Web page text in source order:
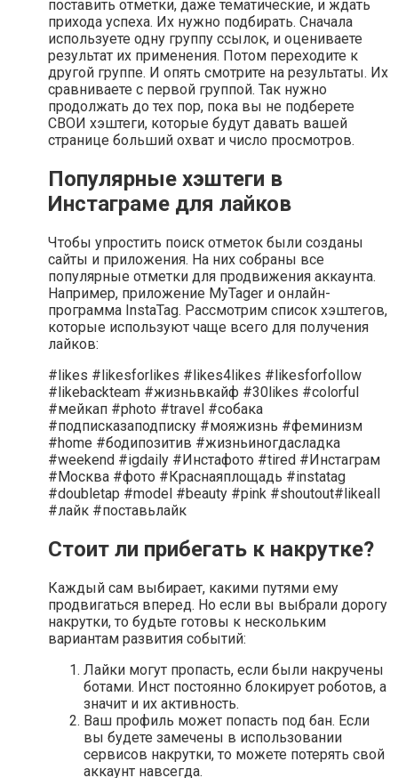
поставить отметки, даже тематические, и ждать
прихода успеха. Их нужно подбирать. Сначала
используете одну группу ссылок, и оцениваете
результат их применения. Потом переходите к
другой группе. И опять смотрите на результаты. Их
сравниваете с первой группой. Так нужно
продолжать до тех пор, пока вы не подберете
СВОИ хэштеги, которые будут давать вашей
странице больший охват и число просмотров.
Популярные хэштеги в
Инстаграме для лайков
Чтобы упростить поиск отметок были созданы
сайты и приложения. На них собраны все
популярные отметки для продвижения аккаунта.
Например, приложение MyTager и онлайн-
программа InstaTag. Рассмотрим список хэштегов,
которые используют чаще всего для получения
лайков:
#likes #likesforlikes #likes4likes #likesforfollow
#likebackteam #жизньвкайф #30likes #colorful
#мейкап #photo #travel #собака
#подписказаподписку #мояжизнь #феминизм
#home #бодипозитив #жизньиногдасладка
#weekend #igdaily #Инстафото #tired #Инстаграм
#Москва #фото #Краснаяплощадь #instatag
#doubletap #model #beauty #pink #shoutout#likeall
#лайк #поставьлайк
Стоит ли прибегать к накрутке?
Каждый сам выбирает, какими путями ему
продвигаться вперед. Но если вы выбрали дорогу
накрутки, то будьте готовы к нескольким
вариантам развития событий:
Лайки могут пропасть, если были накручены
ботами. Инст постоянно блокирует роботов, а
значит и их активность.
Ваш профиль может попасть под бан. Если
вы будете замечены в использовании
сервисов накрутки, то можете потерять свой
аккаунт навсегда.